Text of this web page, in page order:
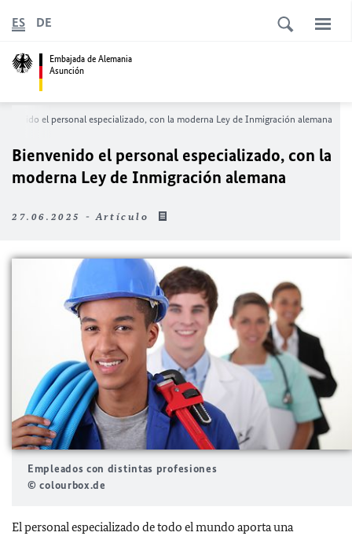
Embajada de Alemania
Asunción
ES DE
el personal especializado, con la moderna Ley de Inmigración alemana
Bienvenido el personal especializado, con la
moderna Ley de Inmigración alemana
27.06.2025 - Artículo
Empleados con distintas profesiones
© colourbox.de
El personal especializado de todo el mundo aporta una